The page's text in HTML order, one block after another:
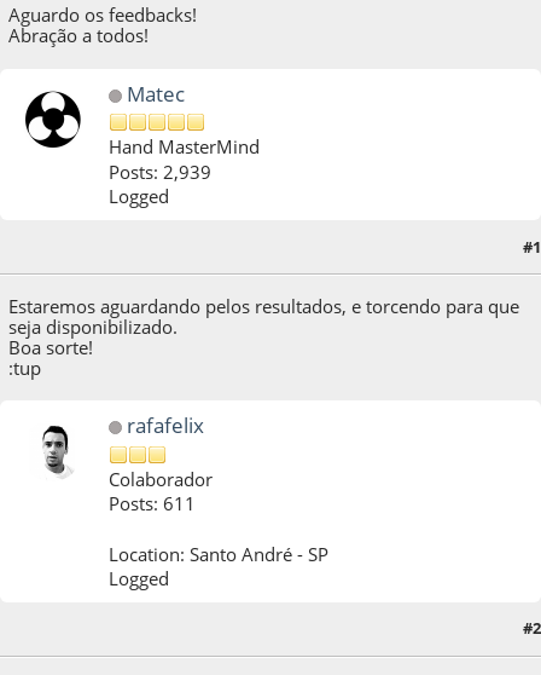
Aguardo os feedbacks!
Abração a todos!
Matec
Hand MasterMind
Posts: 2,939
Logged
#1
Estaremos aguardando pelos resultados, e torcendo para que
seja disponibilizado.
Boa sorte!
:tup
rafafelix
Colaborador
Posts: 611
Location: Santo André - SP
Logged
#2